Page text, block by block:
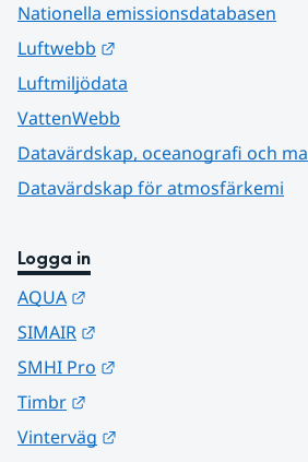
Nationella emissionsdatabasen
Luftwebb
Luftmiljödata
VattenWebb
Datavärdskap, oceanografi och
Datavärdskap för atmosfärkemi
Logga in
AQUA
SIMAIR
SMHI Pro
Timbr
Vinterväg